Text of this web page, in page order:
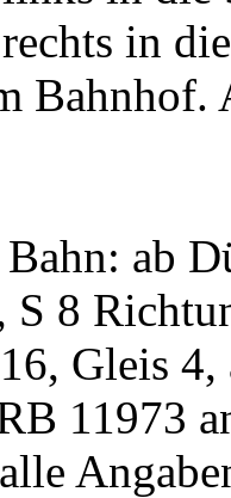
in
Bahnhof.
ab
S 8
Gleis
11973